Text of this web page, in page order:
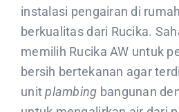
instalasi pengairan di
berkualitas dari Rucika.
memilih Rucika AW untuk
bersih bertekanan agar
unitplambing bangunan